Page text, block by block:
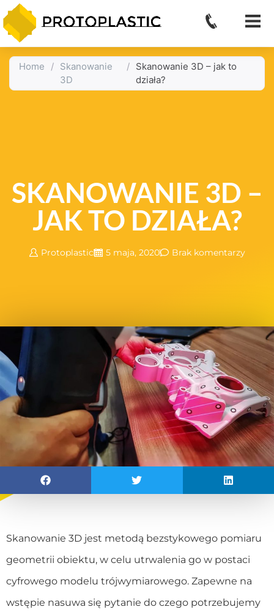
Home / Skanowanie
3D
/ Skanowanie 3D – jak to
działa?
SKANOWANIE 3D –
JAK TO DZIAŁA?
Protoplastic 5 maja, 2020 Brak komentarzy
Skanowanie 3D jest metodą bezstykowego pomiaru
geometrii obiektu, w celu utrwalenia go w postaci
cyfrowego modelu trójwymiarowego. Zapewne na
wstępie nasuwa się pytanie do czego potrzebujemy